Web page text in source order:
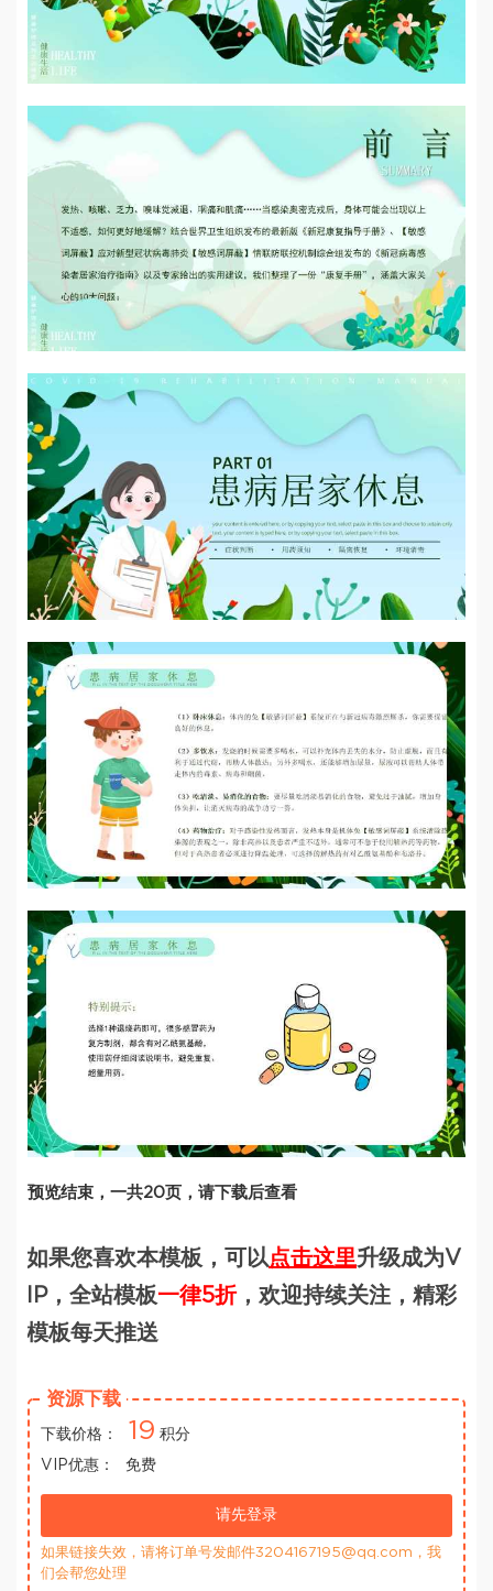
预览结束，一共20页，请下载后查看
如果您喜欢本模板，可以点击这里升级成为V
IP，全站模板一律5折，欢迎持续关注，精彩
模板每天推送
资源下载
下载价格： 19 积分
VIP优惠：
免费
请先登录
如果链接失效，请将订单号发邮件3204167195@qq.com，我
们会帮您处理